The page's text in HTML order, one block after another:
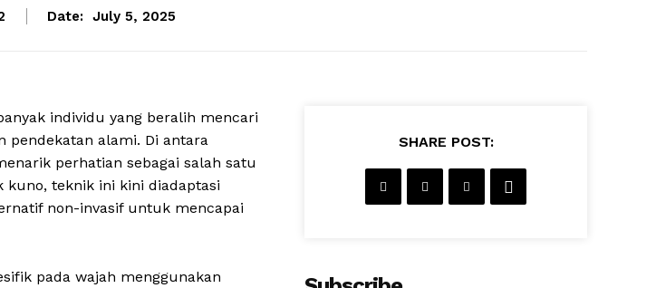
Date: July 5, 2025
individu yang beralih mencari
pendekatan alami. Di antara
perhatian sebagai salah satu
kuno, teknik ini kini diadaptasi
non-invasif untuk mencapai
pada wajah menggunakan
SHARE POST: